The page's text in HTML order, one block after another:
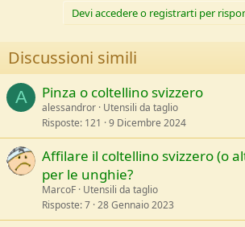
Devi accedere o registrarti per
Discussioni simili
A Pinza o coltellino svizzero
alessandror Utensili da taglio
Risposte 121 9 Dicembre 2024
Affilare il coltellino svizzero (o
per le unghie?
MarcoF Utensili da taglio
Risposte 7 28 Gennaio 2023